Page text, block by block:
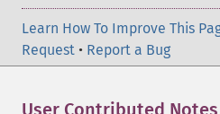
Learn How To Improve This
Request • Report a Bug
User Contributed Notes